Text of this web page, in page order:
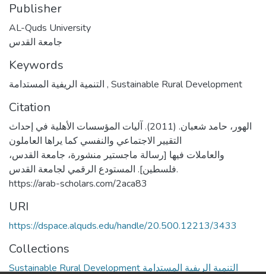
Publisher
AL-Quds University
جامعة القدس
Keywords
, Sustainable Rural Development
Citation
الهور، حامد شعبان. (2011). آليات المؤسسات الأهلية في إحداث
التقيير الاجتماعي والنفسي كما يراها العاملون
والعاملات فيها [رسالة ماجستير منشورة، جامعة القدس،
فلسطين]. المستودع الرقمي لجامعة القدس.
https://arab-scholars.com/2aca83
URI
https://dspace.alquds.edu/handle/20.500.12213/3433
Collections
Sustainable Rural Development التنمية الريفية المستدامة